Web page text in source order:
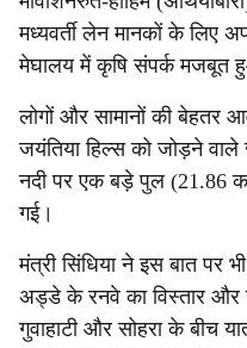
मध्यवर्ती लेन मानकों के लिए
मेघालय में कृषि संपर्क मजबूत
लोगों और सामानों की बेहतर
जयंतिया हिल्स को जोड़ने वाले
नदी पर एक बड़े पुल (21.86
गई।
मंत्री सिंधिया ने इस बात पर
अड्डे के रनवे का विस्तार और
गुवाहाटी और सोहरा के बीच